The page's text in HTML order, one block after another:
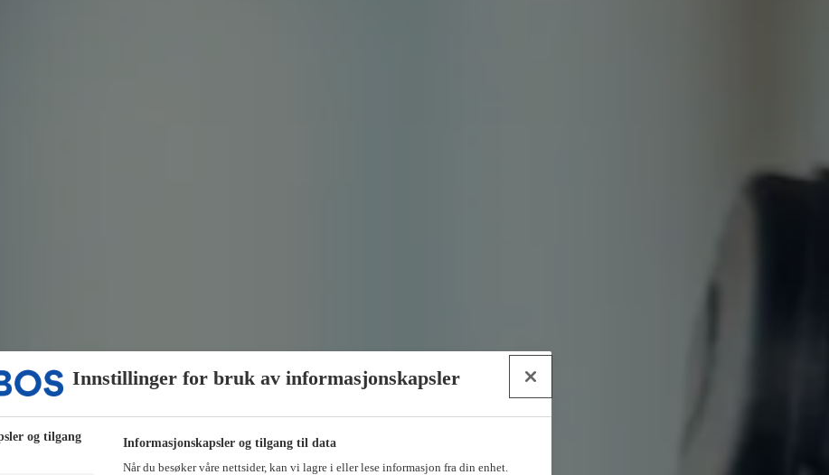
Innstillinger for bruk av informasjonskapsler
og tilgang
Informasjonskapsler og tilgang til data
Når du besøker våre nettsider, kan vi lagre i eller lese informasjon fra din enhet.